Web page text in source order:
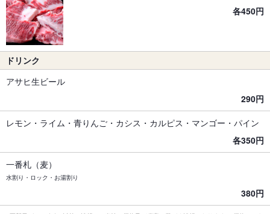
各450円
ドリンク
アサヒ生ビール
290円
レモン・ライム・青りんご・カシス・カルピス・マンゴー・パイン
各350円
一番札（麦）
水割り・ロック・お湯割り
380円